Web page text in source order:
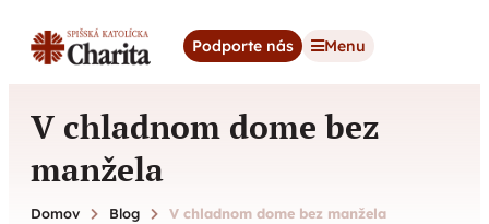
Podporte nás Menu
V chladnom dome bez
manžela
Domov Blog V chladnom dome bez manžela